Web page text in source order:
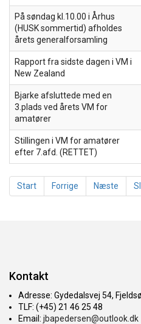
På søndag kl.10.00 i Århus
(HUSK sommertid) afholdes
årets generalforsamling
Rapport fra sidste dagen i VM i
New Zealand
Bjarke afsluttede med en
3.plads ved årets VM for
amatører
Stillingen i VM for amatører
efter 7.afd. (RETTET)
Start Forrige Næste
Kontakt
Adresse: Gydedalsvej 54,
TLF: (+45) 21 46 25 48
Email: jbapedersen@outlook.dk